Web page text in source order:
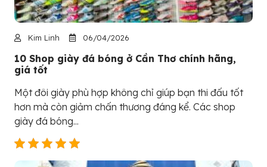
Kim Linh 06/04/2026
10 Shop giày đá bóng ở Cần Thơ chính hãng,
giá tốt
Một đôi giày phù hợp không chỉ giúp bạn thi đấu tốt
hơn mà còn giảm chấn thương đáng kể. Các shop
giày đá bóng...